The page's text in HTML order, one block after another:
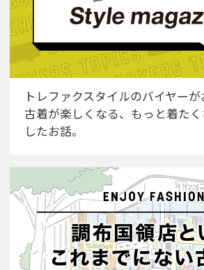
トレファクスタイルのバイヤーが
古着が楽しくなる、もっと着た
したお話。